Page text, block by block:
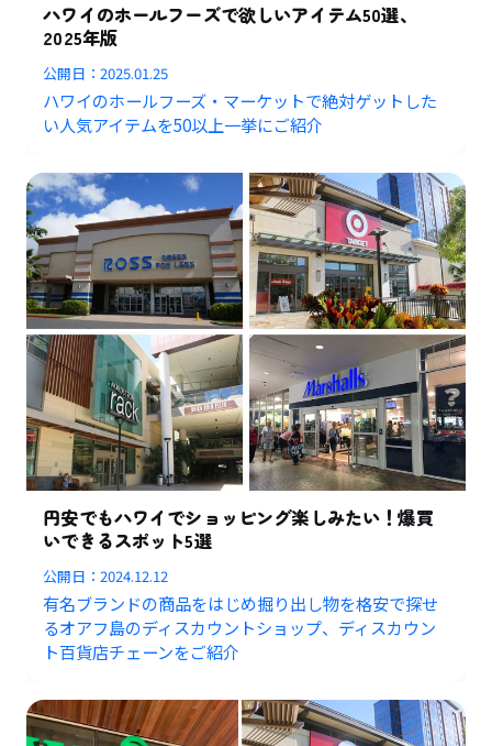
ハワイのホールフーズで欲しいアイテム50選、
2025年版
公開日：2025.01.25
ハワイのホールフーズ・マーケットで絶対ゲットした
い人気アイテムを50以上一挙にご紹介
円安でもハワイでショッピング楽しみたい！爆買
いできるスポット5選
公開日：2024.12.12
有名ブランドの商品をはじめ掘り出し物を格安で探せ
るオアフ島のディスカウントショップ、ディスカウン
ト百貨店チェーンをご紹介